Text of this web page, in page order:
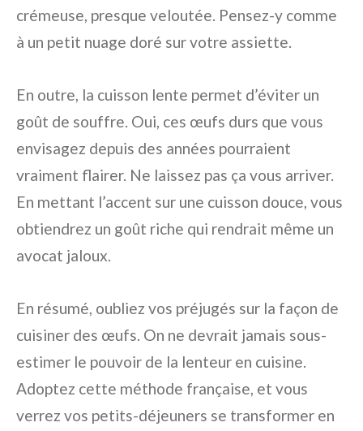
crémeuse, presque veloutée. Pensez-y comme
à un petit nuage doré sur votre assiette.
En outre, la cuisson lente permet d’éviter un
goût de souffre. Oui, ces œufs durs que vous
envisagez depuis des années pourraient
vraiment flairer. Ne laissez pas ça vous arriver.
En mettant l’accent sur une cuisson douce, vous
obtiendrez un goût riche qui rendrait même un
avocat jaloux.
En résumé, oubliez vos préjugés sur la façon de
cuisiner des œufs. On ne devrait jamais sous-
estimer le pouvoir de la lenteur en cuisine.
Adoptez cette méthode française, et vous
verrez vos petits-déjeuners se transformer en